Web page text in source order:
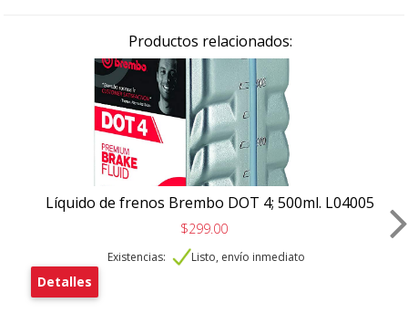
Productos relacionados:
Líquido de frenos Brembo DOT 4; 500ml. L04005
$299.00
Existencias: Listo, envío inmediato
Detalles